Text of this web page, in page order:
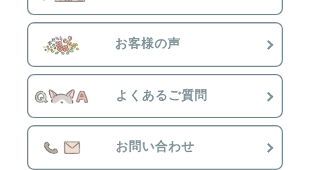
お客様の声
よくあるご質問
お問い合わせ